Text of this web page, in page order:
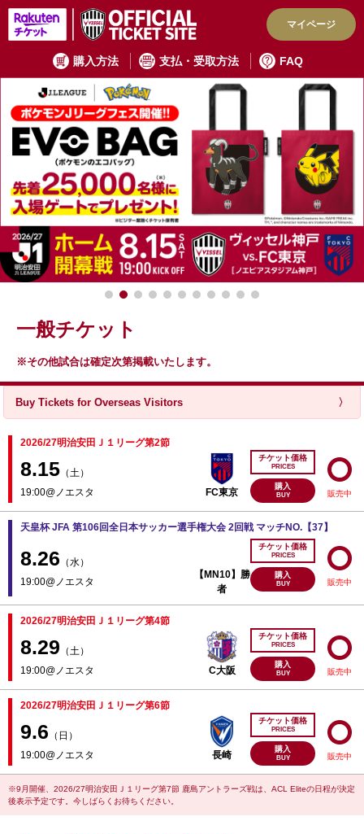
購入方法 支払・受取方法 FAQ
マイページ
一般チケット
※その他試合は確定次第掲載いたします。
Buy Tickets for Overseas Visitors 〉
2026/27明治安田Ｊ１リーグ第2節
8.15 （土）
19:00@ノエスタ
FC東京
チケット価格
PRICES
購入
BUY 販売中
天皇杯 JFA 第106回全日本サッカー選手権大会 2回戦 マッチNO.【37】
8.26 （水）
19:00@ノエスタ
【MN10】勝
者
チケット価格
PRICES
購入
BUY 販売中
2026/27明治安田Ｊ１リーグ第4節
8.29 （土）
19:00@ノエスタ
C大阪
チケット価格
PRICES
購入
BUY 販売中
2026/27明治安田Ｊ１リーグ第6節
9.6 （日）
19:00@ノエスタ
長崎
チケット価格
PRICES
購入
BUY 販売中
※9月開催、2026/27明治安田Ｊ１リーグ第7節 鹿島アントラーズ戦は、ACL Eliteの日程が決定
後表示予定です。今しばらくお待ちください。